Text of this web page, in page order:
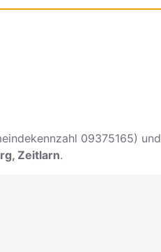
09375165) und
Zeitlarn.